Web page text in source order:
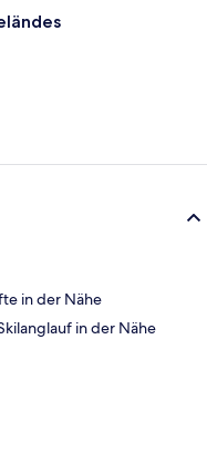
in der Nähe
in der Nähe